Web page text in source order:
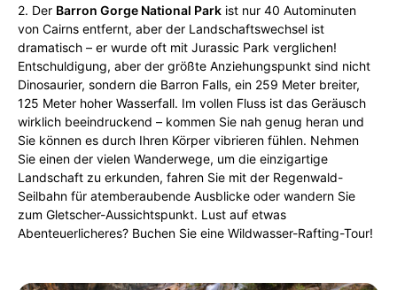
2. Der Barron Gorge National Park ist nur 40 Autominuten
von Cairns entfernt, aber der Landschaftswechsel ist
dramatisch – er wurde oft mit Jurassic Park verglichen!
Entschuldigung, aber der größte Anziehungspunkt sind nicht
Dinosaurier, sondern die Barron Falls, ein 259 Meter breiter,
125 Meter hoher Wasserfall. Im vollen Fluss ist das Geräusch
wirklich beeindruckend – kommen Sie nah genug heran und
Sie können es durch Ihren Körper vibrieren fühlen. Nehmen
Sie einen der vielen Wanderwege, um die einzigartige
Landschaft zu erkunden, fahren Sie mit der Regenwald-
Seilbahn für atemberaubende Ausblicke oder wandern Sie
zum Gletscher-Aussichtspunkt. Lust auf etwas
Abenteuerlicheres? Buchen Sie eine Wildwasser-Rafting-Tour!